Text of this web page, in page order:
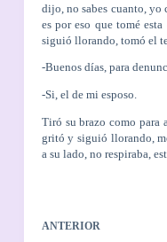
dijo, no sabes cuanto, yo
es por eso que tomé
siguió llorando, tomó el
-Buenos días, para
-Si, el de mi esposo.
Tiró su brazo como para
gritó y siguió llorando,
a su lado, no respiraba,
ANTERIOR